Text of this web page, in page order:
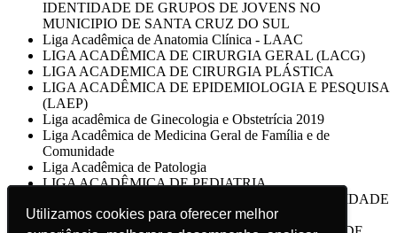
Utilizamos cookies para oferecer melhor
Utilizamos cookies para oferecer melhor
IDENTIDADE DE GRUPOS DE JOVENS NO
MUNICIPIO DE SANTA CRUZ DO SUL
Liga Acadêmica de Anatomia Clínica - LAAC
LIGA ACADÊMICA DE CIRURGIA GERAL (LACG)
LIGA ACADEMICA DE CIRURGIA PLÁSTICA
LIGA ACADÊMICA DE EPIDEMIOLOGIA E PESQUISA
(LAEP)
Liga acadêmica de Ginecologia e Obstetrícia 2019
Liga Acadêmica de Medicina Geral de Família e de
Comunidade
Liga Acadêmica de Patologia
LIGA ACADÊMICA DE PEDIATRIA
LIGA ACADÊMICA DO CÂNCER DA UNIVERSIDADE
DE SANTA CRUZ DO SUL